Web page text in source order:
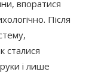
впоратися
Після
сталися
і лише